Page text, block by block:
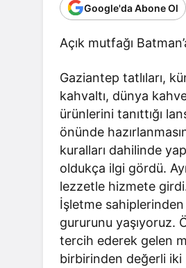
Google'da Abone Ol
Açık mutfağı
Gaziantep tatlıları,
kahvaltı, dünya
ürünlerini tanıttığı
önünde
kuralları dahilinde
oldukça ilgi gördü.
lezzetle hizmete
İşletme sahiplerinden
gururunu yaşıyoruz.
tercih ederek gelen
birbirinden değerli iki